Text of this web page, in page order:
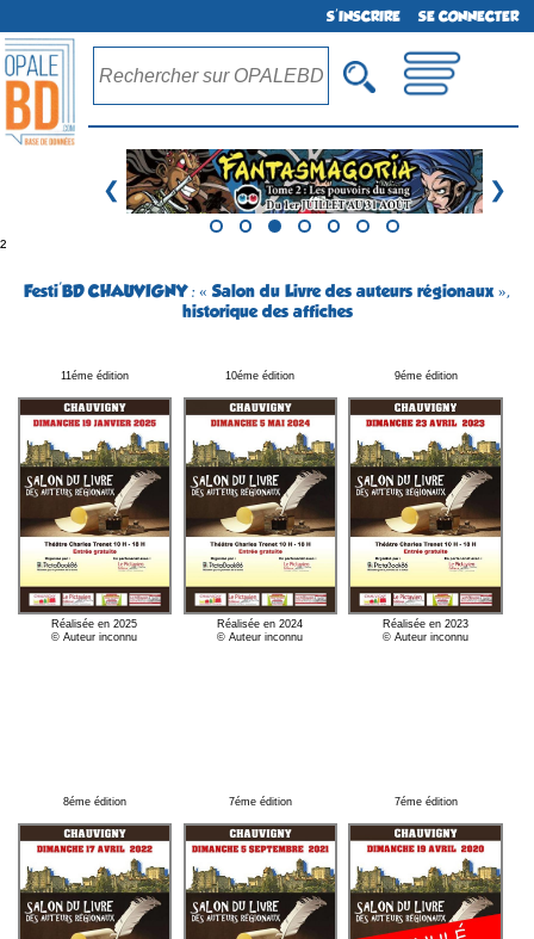
S'INSCRIRE SE CONNECTER
❮ ❯
²
Festi'BD CHAUVIGNY : « Salon du Livre des auteurs régionaux »,
historique des affiches
11éme édition
Réalisée en 2025
© Auteur inconnu
10éme édition
Réalisée en 2024
© Auteur inconnu
9éme édition
Réalisée en 2023
© Auteur inconnu
8éme édition 7éme édition 7éme édition